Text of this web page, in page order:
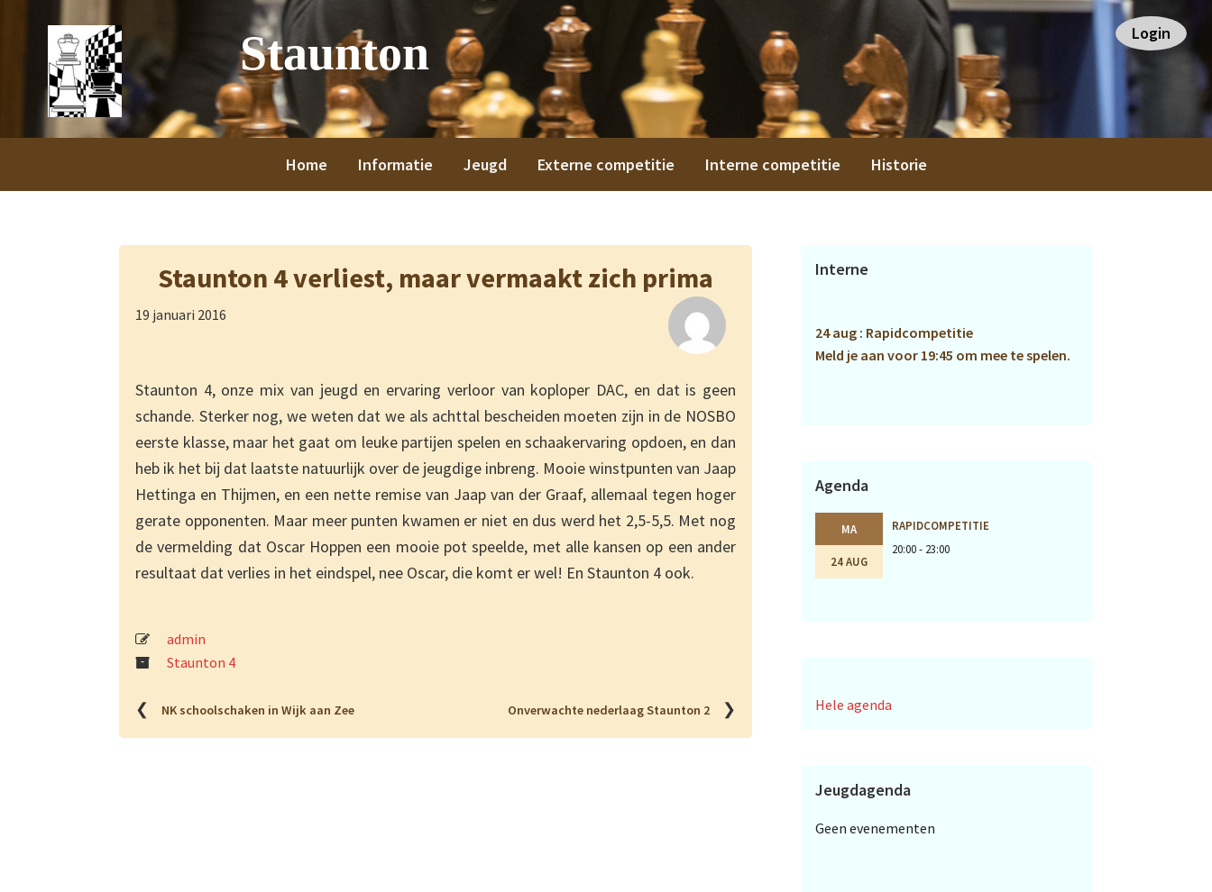
hoofdnavigatie
sidebar
voettekst
Login
Staunton
Home Informatie Jeugd Externe competitie Interne competitie Historie
Staunton 4 verliest, maar vermaakt zich prima
19 januari 2016
Staunton 4, onze mix van jeugd en ervaring verloor van koploper DAC, en dat is geen
schande. Sterker nog, we weten dat we als achttal bescheiden moeten zijn in de NOSBO
eerste klasse, maar het gaat om leuke partijen spelen en schaakervaring opdoen, en dan
heb ik het bij dat laatste natuurlijk over de jeugdige inbreng. Mooie winstpunten van Jaap
Hettinga en Thijmen, en een nette remise van Jaap van der Graaf, allemaal tegen hoger
gerate opponenten. Maar meer punten kwamen er niet en dus werd het 2,5-5,5. Met nog
de vermelding dat Oscar Hoppen een mooie pot speelde, met alle kansen op een ander
resultaat dat verlies in het eindspel, nee Oscar, die komt er wel! En Staunton 4 ook.
admin
Staunton 4
❮ NK schoolschaken in Wijk aan Zee Onverwachte nederlaag Staunton 2 ❯
Primaire
Interne
24 aug : Rapidcompetitie
Meld je aan voor 19:45 om mee te spelen.
Agenda
MA
24 AUG
RAPIDCOMPETITIE
20:00 - 23:00
Hele agenda
Jeugdagenda
Geen evenementen